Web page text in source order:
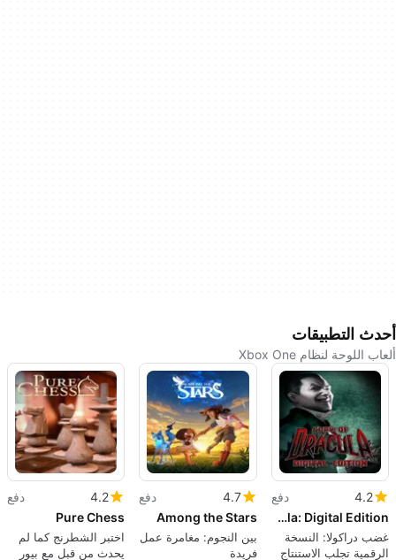
أحدث التطبيقات
ألعاب اللوحة لنظام Xbox One
4.2
دفع
Fury of Dracula: Digital Edition
غضب دراكولا: النسخة
الرقمية تجلب الاستنتاج
4.7
دفع
Among the Stars
بين النجوم: مغامرة عمل
فريدة
4.2
دفع
Pure Chess
اختبر الشطرنج كما لم
يحدث من قبل مع بيور